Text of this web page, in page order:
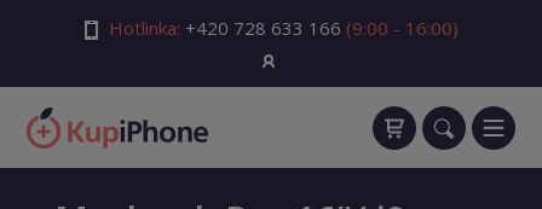
Hotlinka: +420 728 633 166 (9:00 - 16:00)